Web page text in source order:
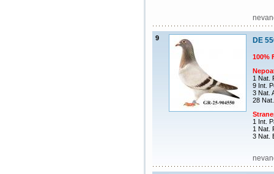
9 DE
100%
1 Nat.
9 Int.
3 Nat.
28
1 Int.
1 Nat.
3 Nat.